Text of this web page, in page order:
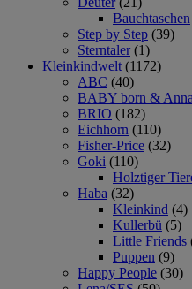
Bauchtaschen
Step by Step (39)
Sterntaler (1)
Kleinkindwelt (1172)
ABC (40)
BABY born &
BRIO (182)
Eichhorn (110)
Fisher-Price (32)
Goki (110)
Holztiger
Haba (32)
Kleinkind (4)
Kullerbü (5)
Little Friends
Puppen (9)
Happy People (30)